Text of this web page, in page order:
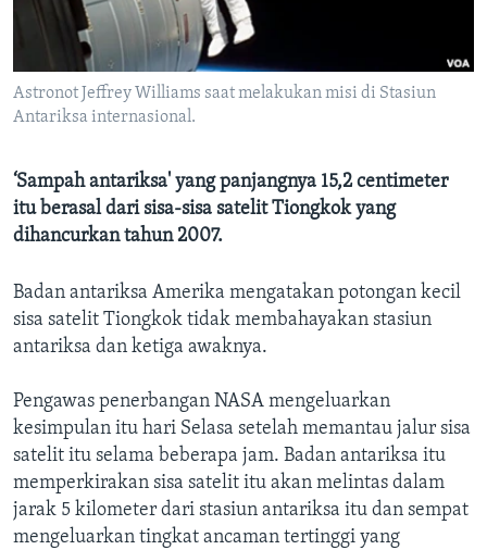
Astronot Jeffrey Williams saat melakukan misi di Stasiun
Antariksa internasional.
‘Sampah antariksa' yang panjangnya 15,2 centimeter
itu berasal dari sisa-sisa satelit Tiongkok yang
dihancurkan tahun 2007.
Badan antariksa Amerika mengatakan potongan kecil
sisa satelit Tiongkok tidak membahayakan stasiun
antariksa dan ketiga awaknya.
Pengawas penerbangan NASA mengeluarkan
kesimpulan itu hari Selasa setelah memantau jalur sisa
satelit itu selama beberapa jam. Badan antariksa itu
memperkirakan sisa satelit itu akan melintas dalam
jarak 5 kilometer dari stasiun antariksa itu dan sempat
mengeluarkan tingkat ancaman tertinggi yang